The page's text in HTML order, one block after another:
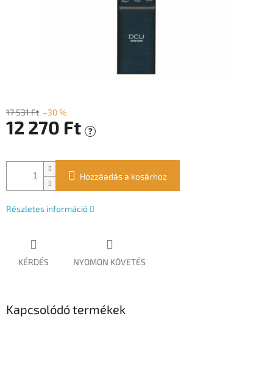
17 531 Ft –30 %
12 270 Ft ?
Hozzáadás a kosárhoz
Részletes információ
KÉRDÉS NYOMON KÖVETÉS
Kapcsolódó termékek